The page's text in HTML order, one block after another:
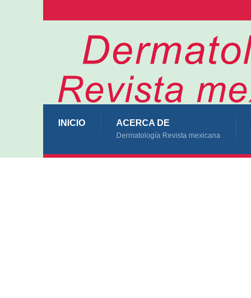
INICIO ACERCA DE
Dermatología Revista mexicana